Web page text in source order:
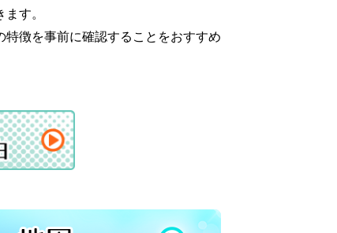
す。
徴を事前に確認することをおすすめ